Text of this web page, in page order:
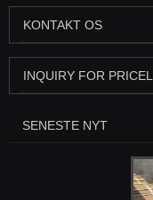
KONTAKT OS
INQUIRY FOR
SENESTE NYT